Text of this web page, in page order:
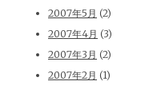
2007年5月 (2)
2007年4月 (3)
2007年3月 (2)
2007年2月 (1)